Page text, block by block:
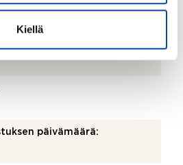
Kiellä
päivämäärä: